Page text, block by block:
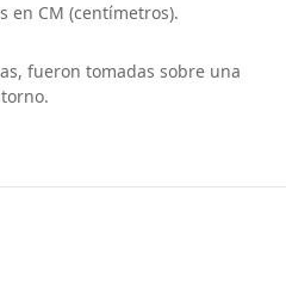
en CM (centímetros).
fueron tomadas sobre una